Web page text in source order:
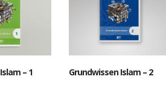
– 1 Grundwissen Islam – 2